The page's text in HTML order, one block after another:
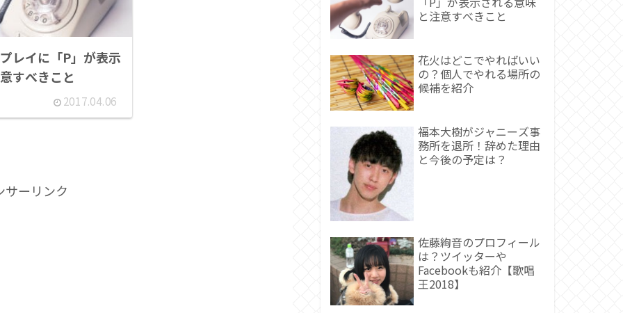
レイに「P」が表示
すべきこと
2017.04.06
サーリンク
と注意すべきこと
花火はどこでやればいい
の？個人でやれる場所の
候補を紹介
福本大樹がジャニーズ事
務所を退所！辞めた理由
と今後の予定は？
佐藤絢音のプロフィール
は？ツイッターや
Facebookも紹介【歌唱
王2018】